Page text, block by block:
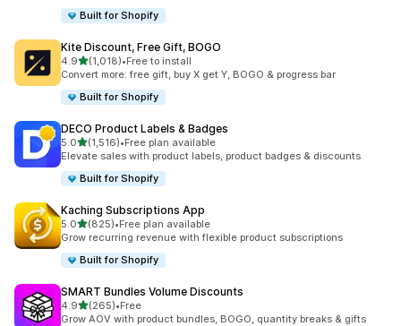
Built for Shopify
Kite Discount, Free Gift, BOGO
4.95つ星中
(1,018)
合計レビュー数：1018件
•Free to install
Convert more: free gift, buy X get Y, BOGO & progress bar
Built for Shopify
DECO Product Labels & Badges
5.05つ星中
(1,516)
合計レビュー数：1516件
•Free plan available
Elevate sales with product labels, product badges & discounts
Built for Shopify
Kaching Subscriptions App
5.05つ星中
(825)
合計レビュー数：825件
•Free plan available
Grow recurring revenue with flexible product subscriptions
Built for Shopify
SMART Bundles Volume Discounts
4.95つ星中
(265)
合計レビュー数：265件
•Free
Grow AOV with product bundles, BOGO, quantity breaks & gifts